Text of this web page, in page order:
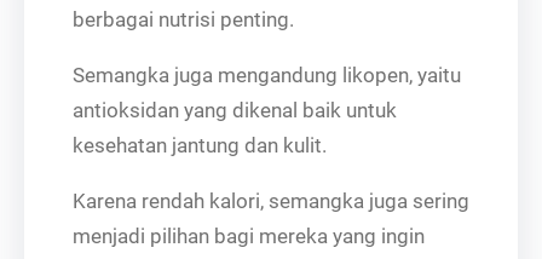
berbagai nutrisi penting.
Semangka juga mengandung likopen, yaitu
antioksidan yang dikenal baik untuk
kesehatan jantung dan kulit.
Karena rendah kalori, semangka juga sering
menjadi pilihan bagi mereka yang ingin